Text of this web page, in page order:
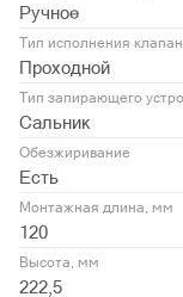
Ручное
Тип исполнения
Проходной
Тип запирающего
Сальник
Обезжиривание
Есть
Монтажная длина, мм
120
Высота, мм
222,5